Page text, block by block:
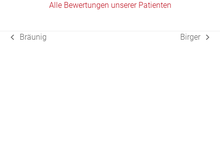
Alle Bewertungen unserer Patienten
vorheriger
Bräunig
Nächster
Birger